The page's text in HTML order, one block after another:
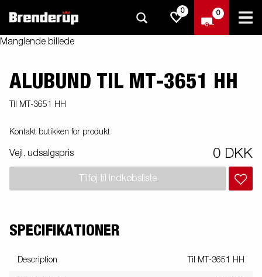
0 0
Manglende billede
ALUBUND TIL MT-3651 HH
Til MT-3651 HH
Kontakt butikken for produkt
Vejl. udsalgspris 0 DKK
Tilføj til indkøbsliste
SPECIFIKATIONER
Description Til MT-3651 HH